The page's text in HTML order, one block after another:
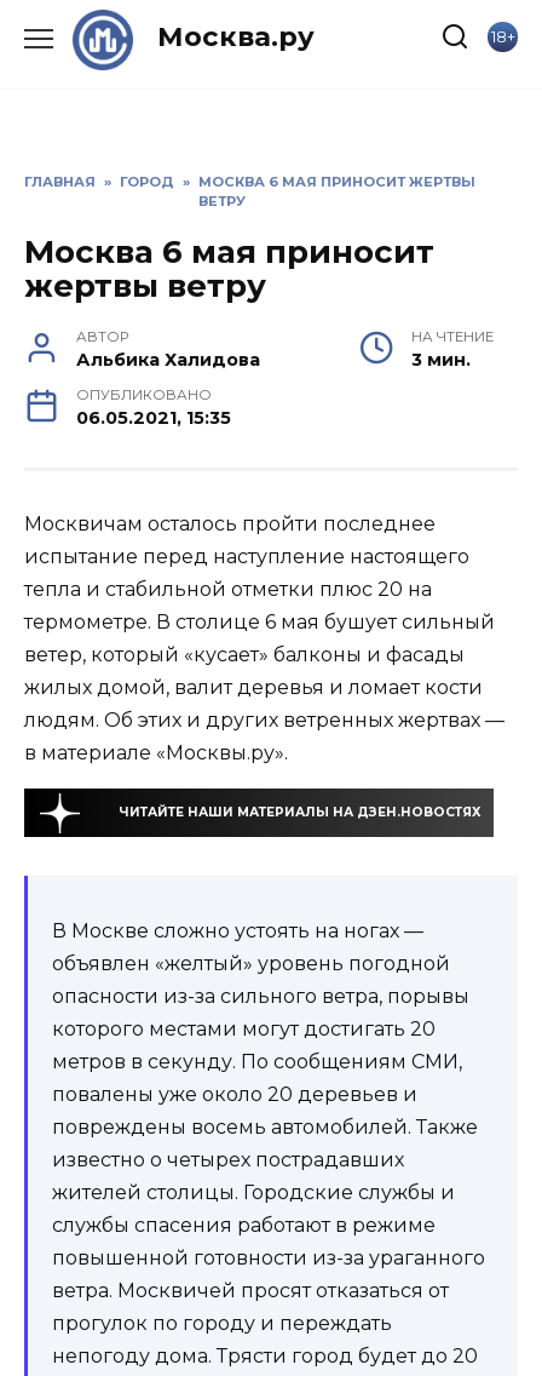
Москва.ру 18+
ГЛАВНАЯ » ГОРОД » МОСКВА 6 МАЯ ПРИНОСИТ ЖЕРТВЫ
ВЕТРУ
Москва 6 мая приносит
жертвы ветру
АВТОР
Альбика Халидова
НА ЧТЕНИЕ
3 мин.
ОПУБЛИКОВАНО
06.05.2021, 15:35
Москвичам осталось пройти последнее
испытание перед наступление настоящего
тепла и стабильной отметки плюс 20 на
термометре. В столице 6 мая бушует сильный
ветер, который «кусает» балконы и фасады
жилых домой, валит деревья и ломает кости
людям. Об этих и других ветренных жертвах —
в материале «Москвы.ру».
ЧИТАЙТЕ НАШИ МАТЕРИАЛЫ НА ДЗЕН.НОВОСТЯХ
В Москве сложно устоять на ногах —
объявлен «желтый» уровень погодной
опасности из-за сильного ветра, порывы
которого местами могут достигать 20
метров в секунду. По сообщениям СМИ,
повалены уже около 20 деревьев и
повреждены восемь автомобилей. Также
известно о четырех пострадавших
жителей столицы. Городские службы и
службы спасения работают в режиме
повышенной готовности из-за ураганного
ветра. Москвичей просят отказаться от
прогулок по городу и переждать
непогоду дома. Трясти город будет до 20